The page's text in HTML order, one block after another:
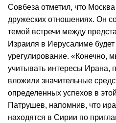
Совбеза отметил, что
дружеских отношениях. Он
темой встречи между
Израиля в Иерусалиме будет
урегулирование. «Конечно,
учитывать интересы Ирана,
вложили значительные
определенных успехов в
Патрушев, напомнив, что
находятся в Сирии по